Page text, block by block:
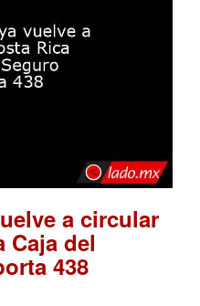
a circular
Caja del
438